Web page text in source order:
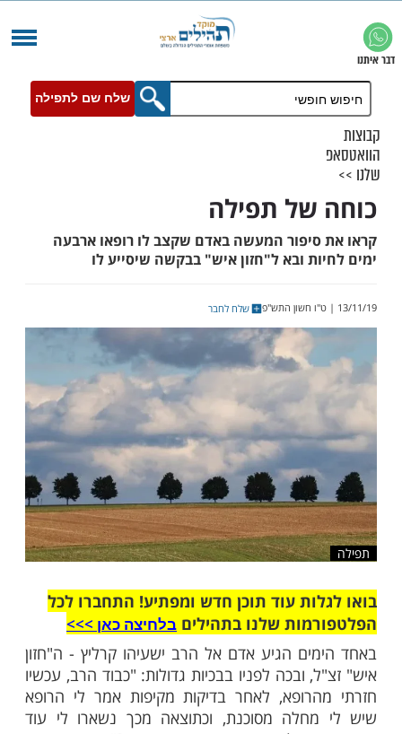
שלח שם לתפילה
של תפילה
המעשה באדם שקצב לו רופאו ארבעה
ובא ל"חזון איש" בבקשה שיסייע לו
שלח לחבר